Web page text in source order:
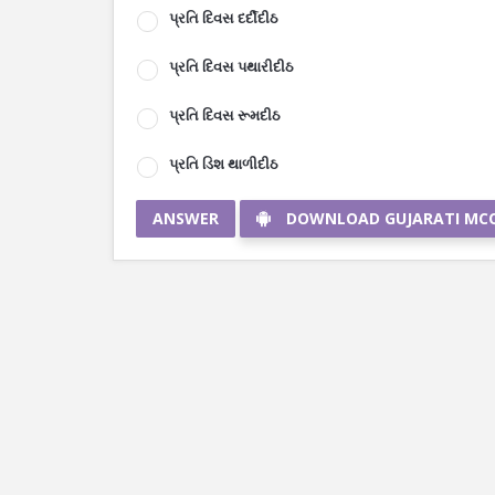
પ્રતિ દિવસ દર્દીદીઠ
પ્રતિ દિવસ પથારીદીઠ
પ્રતિ દિવસ રૂમદીઠ
પ્રતિ ડિશ થાળીદીઠ
ANSWER DOWNLOAD GUJARATI